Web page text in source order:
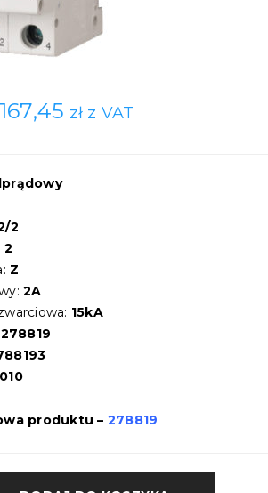
167,45 zł z VAT
2
2
Z
2A
15kA
278819
produktu – 278819